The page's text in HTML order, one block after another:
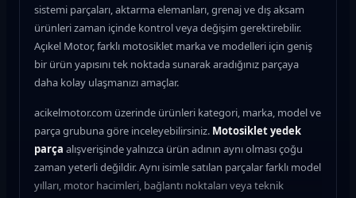
sistemi parçaları, aktarma elemanları, grenaj ve dış aksam
ürünleri zaman içinde kontrol veya değişim gerektirebilir.
Açıkel Motor, farklı motosiklet marka ve modelleri için geniş
bir ürün yapısını tek noktada sunarak aradığınız parçaya
daha kolay ulaşmanızı amaçlar.
acikelmotor.com üzerinde ürünleri kategori, marka, model ve
parça grubuna göre inceleyebilirsiniz. Motosiklet yedek
parça alışverişinde yalnızca ürün adının aynı olması çoğu
zaman yeterli değildir. Aynı isimle satılan parçalar farklı model
yılları, motor hacimleri, bağlantı noktaları veya teknik